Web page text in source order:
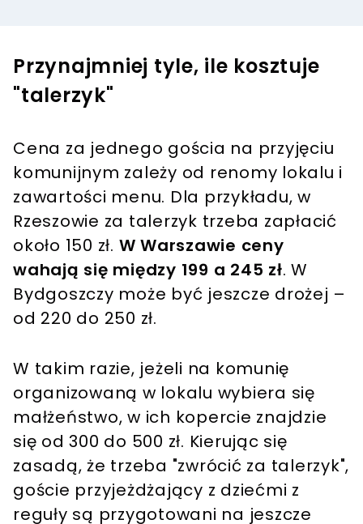
Przynajmniej tyle, ile kosztuje
"talerzyk"
Cena za jednego gościa na przyjęciu
komunijnym zależy od renomy lokalu i
zawartości menu. Dla przykładu, w
Rzeszowie za talerzyk trzeba zapłacić
około 150 zł. W Warszawie ceny
wahają się między 199 a 245 zł. W
Bydgoszczy może być jeszcze drożej –
od 220 do 250 zł.
W takim razie, jeżeli na komunię
organizowaną w lokalu wybiera się
małżeństwo, w ich kopercie znajdzie
się od 300 do 500 zł. Kierując się
zasadą, że trzeba "zwrócić za talerzyk",
goście przyjeżdżający z dziećmi z
reguły są przygotowani na jeszcze